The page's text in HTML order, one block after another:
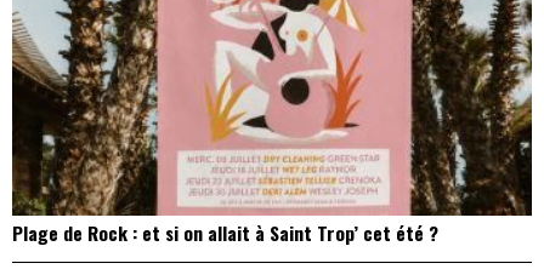
Plage de Rock : et si on allait à Saint Trop’ cet été ?